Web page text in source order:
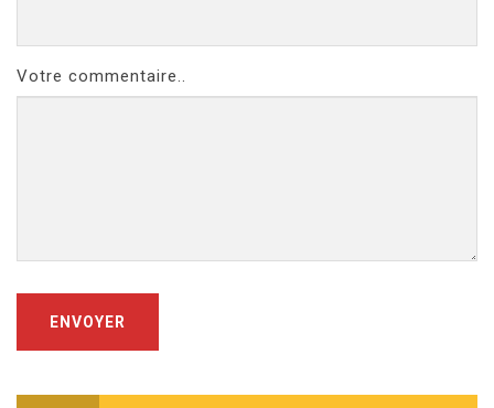
Votre commentaire..
ENVOYER